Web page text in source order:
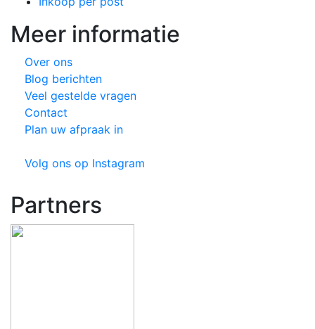
Meer informatie
Over ons
Blog berichten
Veel gestelde vragen
Contact
Plan uw afpraak in
Volg ons op Instagram
Partners